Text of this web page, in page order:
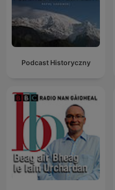
Podcast Historyczny